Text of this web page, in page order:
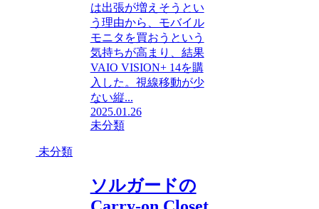
は出張が増えそうとい
う理由から、モバイル
モニタを買おうという
気持ちが高まり、結果
VAIO VISION+ 14を購
入した。視線移動が少
ない縦...
2025.01.26
未分類
未分類
ソルガードの